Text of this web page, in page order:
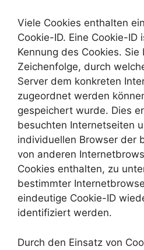
Viele Cookies enthalten
Cookie-ID. Eine Cookie-ID
Kennung des Cookies.
Zeichenfolge, durch
Server dem konkreten
zugeordnet werden
gespeichert wurde. Dies
besuchten Internetseiten
individuellen Browser der
von anderen
Cookies enthalten, zu
bestimmter
eindeutige Cookie-ID
identifiziert werden.
Durch den Einsatz von